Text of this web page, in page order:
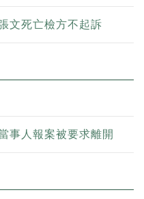
文死亡檢方不起訴
事人報案被要求離開